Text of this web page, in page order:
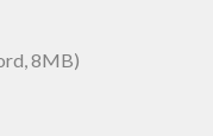
8MB)